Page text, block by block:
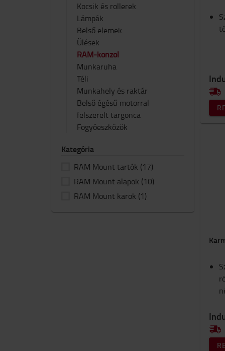
Kocsik és rollerek
Lámpák
Belső elemek
Ülések
RAM-konzol
Munkaruha
Téli
Munkahely és raktár
Belső égésű motorral
felszerelt targonca
Fogyóeszközök
Kategória
RAM Mount tartók (17)
RAM Mount alapok (10)
RAM Mount karok (1)